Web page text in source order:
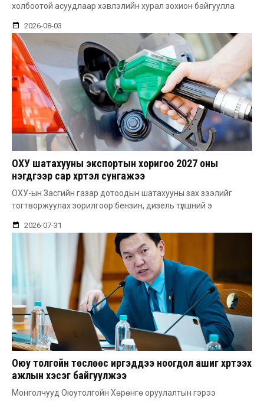
холбоотой асуудлаар хэвлэлийн хурал зохион байгуулла
2026-08-03
ОХУ шатахууны экспортын хоригоо 2027 оны
нэгдүгээр сар хүртэл сунгажээ
ОХУ-ын Засгийн газар дотоодын шатахууны зах зээлийг
тогтворжуулах зорилгоор бензин, дизель түлшний э
2026-07-31
Оюу толгойн төслөөс иргэддээ ноогдол ашиг хүртээх
ажлын хэсэг байгуулжээ
Монголчууд Оюутолгойн Хөрөнгө оруулалтын гэрээ